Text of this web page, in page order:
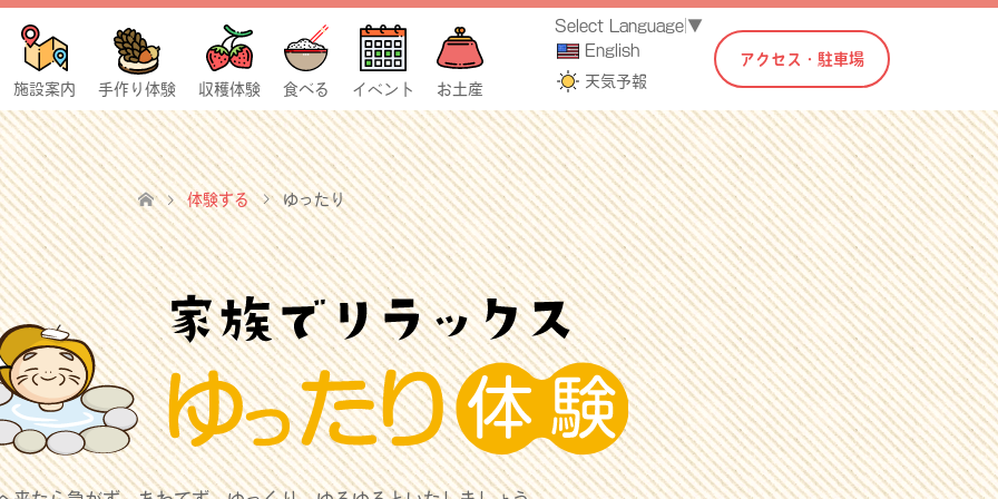
施設案内 手作り体験 収穫体験 食べる イベント お土産
Select Language ▼
English
天気予報
アクセス・駐車場
体験する ゆったり